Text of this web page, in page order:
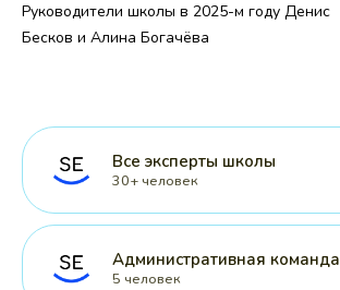
Руководители школы в 2025-м году Денис
Бесков и Алина Богачёва
Все эксперты школы
30+ человек
Административная команда
5 человек